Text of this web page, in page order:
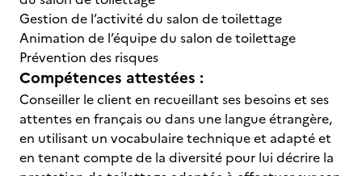
Gestion de l’activité du salon de toilettage
Animation de l’équipe du salon de toilettage
Prévention des risques
Compétences attestées :
Conseiller le client en recueillant ses besoins et ses
attentes en français ou dans une langue étrangère,
en utilisant un vocabulaire technique et adapté et
en tenant compte de la diversité pour lui décrire la